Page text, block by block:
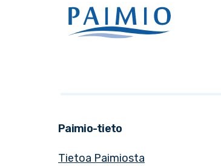
Paimio-tieto
Tietoa Paimiosta